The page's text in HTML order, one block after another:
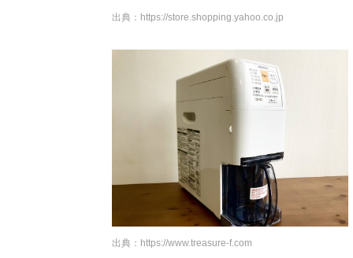
出典： https://store.shopping.yahoo.co.jp
出典： https://www.treasure-f.com